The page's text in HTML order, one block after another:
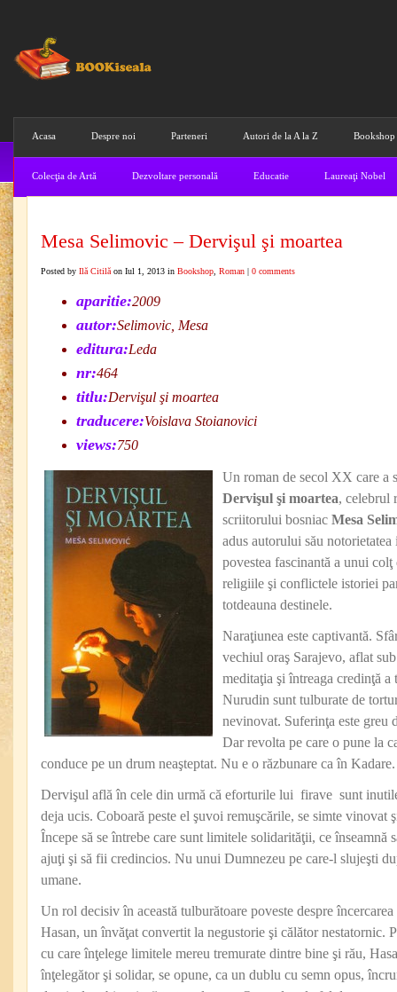
Acasa Despre noi Parteneri Autori de la A la Z Bookshop
Colecţia de Artă Dezvoltare personală Educatie Laureaţi Nobel
Mesa Selimovic – Dervişul şi moartea
Posted by Ilă Citilă on Iul 1, 2013 in Bookshop Roman | 0 comments
aparitie:2009
autor:Selimovic, Mesa
editura:Leda
nr:464
titlu:Dervişul şi moartea
traducere:Voislava Stoianovici
views:750
Un roman de secol XX care a
Dervişul şi moartea, celebrul
scriitorului bosniac Mesa
adus autorului său
povestea fascinantă a unui
religiile şi conflictele istoriei
totdeauna destinele.
Naraţiunea este captivantă.
vechiul oraş Sarajevo, aflat
meditaţia şi întreaga credinţă
Nurudin sunt tulburate de
nevinovat. Suferinţa este greu
Dar revolta pe care o pune la
conduce pe un drum neaşteptat. Nu e o răzbunare ca în
Dervişul află în cele din urmă că eforturile lui firave sunt
deja ucis. Coboară peste el şuvoi remuşcările, se simte vinovat
Începe să se întrebe care sunt limitele solidarităţii, ce înseamnă
ajuţi şi să fii credincios. Nu unui Dumnezeu pe care-l slujeşti
umane.
Un rol decisiv în această tulburătoare poveste despre
Hasan, un învăţat convertit la negustorie şi călător nestatornic.
cu care înţelege limitele mereu tremurate dintre bine şi rău,
înţelegător şi solidar, se opune, ca un dublu cu semn opus,